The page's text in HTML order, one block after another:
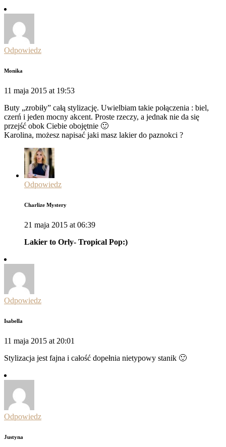
Odpowiedz
Monika
11 maja 2015 at 19:53
Buty „zrobiły” całą stylizację. Uwielbiam takie połączenia : biel,
czerń i jeden mocny akcent. Proste rzeczy, a jednak nie da się
przejść obok Ciebie obojętnie 🙂
Karolina, możesz napisać jaki masz lakier do paznokci ?
Odpowiedz
Charlize Mystery
21 maja 2015 at 06:39
Lakier to Orly- Tropical Pop:)
Odpowiedz
Isabella
11 maja 2015 at 20:01
Stylizacja jest fajna i całość dopełnia nietypowy stanik 🙂
Odpowiedz
Justyna